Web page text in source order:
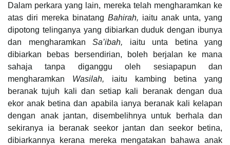
Dalam perkara yang lain, mereka telah mengharamkan ke
atas diri mereka binatang Bahirah, iaitu anak unta, yang
dipotong telinganya yang dibiarkan duduk dengan ibunya
dan mengharamkan Sa’ibah, iaitu unta betina yang
dibiarkan bebas bersendirian, boleh berjalan ke mana
sahaja tanpa diganggu oleh sesiapapun dan
mengharamkan Wasilah, iaitu kambing betina yang
beranak tujuh kali dan setiap kali beranak dengan dua
ekor anak betina dan apabila ianya beranak kali kelapan
dengan anak jantan, disembelihnya untuk berhala dan
sekiranya ia beranak seekor jantan dan seekor betina,
dibiarkannya kerana mereka mengatakan bahawa anak